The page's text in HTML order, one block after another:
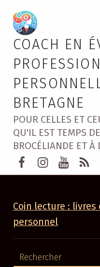
COACH EN
BRETAGNE
POUR CELLES ET
QU'IL EST TEMPS
BROCÉLIANDE ET À
Page Facebook
instagramRss
Coin lecture :
personnel